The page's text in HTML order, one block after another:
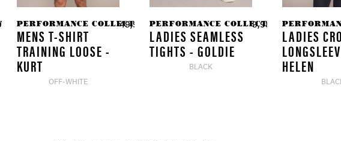
€ * 59,90 € *
PERFORMANCE COLLECTION
MENS T-SHIRT
TRAINING LOOSE -
KURT
OFF-WHITE
49,90 € *PERFORMANCE COLLECTION
LADIES SEAMLESS
TIGHTS - GOLDIE
BLACK
9,98 € * 49,90 € *
LADIES
HELEN